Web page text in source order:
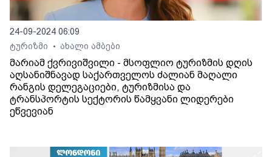
24-09-2024 06:09
ტურიზმი
• ახალი ამბები
მარიამ ქვრივიშვილი - მსოფლიო ტურიზმის დღის
აღსანიშნავად საქართველოს ძალიან მაღალი
რანგის დელეგაციები, ტურიზმისა და
ტრანსპორტის სექტორის წამყვანი ლიდერები
ეწვევიან